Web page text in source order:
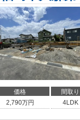
価格
間取り
2,790万円 4LDK